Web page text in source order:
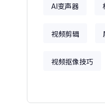
AI变声器
视频剪辑
视频抠像技巧